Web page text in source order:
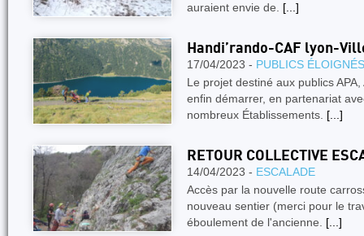
auraient envie de. [...]
Handi’rando-CAF lyon-
17/04/2023 - PUBLICS ÉLOIGNÉS
Le projet destiné aux publics
enfin démarrer, en partenariat
nombreux Établissements. [...]
RETOUR COLLECTIVE
14/04/2023 - ESCALADE
Accès par la nouvelle route
nouveau sentier (merci pour le
éboulement de l'ancienne. [...]